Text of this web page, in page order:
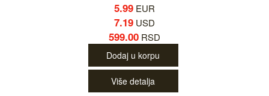
5.99 EUR
7.19 USD
599.00 RSD
Dodaj u korpu
Više detalja